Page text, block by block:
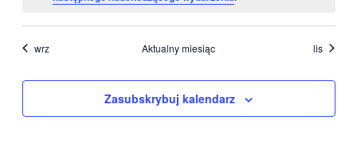
wrz Aktualny miesiąc lis
Zasubskrybuj kalendarz